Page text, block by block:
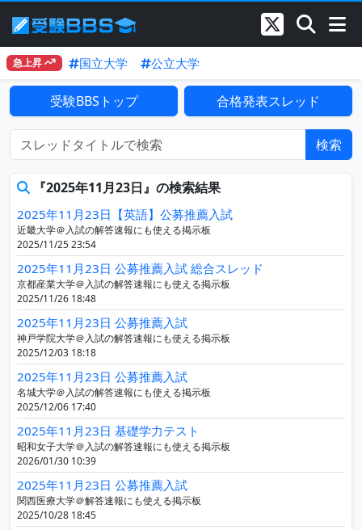
急上昇 国立大学 公立大学
受験BBSトップ 合格発表スレッド
検索
『2025年11月23日』の検索結果
2025年11月23日【英語】公募推薦入試
近畿大学＠入試の解答速報にも使える掲示板
2025/11/25 23:54
2025年11月23日 公募推薦入試 総合スレッド
京都産業大学＠入試の解答速報にも使える掲示板
2025/11/26 18:48
2025年11月23日 公募推薦入試
神戸学院大学＠入試の解答速報にも使える掲示板
2025/12/03 18:18
2025年11月23日 公募推薦入試
名城大学＠入試の解答速報にも使える掲示板
2025/12/06 17:40
2025年11月23日 基礎学力テスト
昭和女子大学＠入試の解答速報にも使える掲示板
2026/01/30 10:39
2025年11月23日 公募推薦入試
関西医療大学＠解答速報にも使える掲示板
2025/10/28 18:45